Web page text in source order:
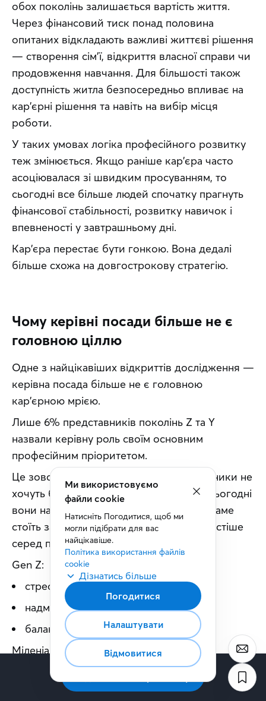
обох поколінь залишається вартість життя.
Через фінансовий тиск понад половина
опитаних відкладають важливі життєві рішення
— створення сім'ї, відкриття власної справи чи
продовження навчання. Для більшості також
доступність житла безпосередньо впливає на
кар'єрні рішення та навіть на вибір місця
роботи.
У таких умовах логіка професійного розвитку
теж змінюється. Якщо раніше кар'єра часто
асоціювалася зі швидким просуванням, то
сьогодні все більше людей спочатку прагнуть
фінансової стабільності, розвитку навичок і
впевненості у завтрашньому дні.
Кар'єра перестає бути гонкою. Вона дедалі
більше схожа на довгострокову стратегію.
Чому керівні посади більше не є
головною ціллю
Одне з найцікавіших відкриттів дослідження —
керівна посада більше не є головною
кар'єрною мрією.
Лише 6% представників поколінь Z та Y
назвали керівну роль своїм основним
професійним пріоритетом.
Це зовсім не означає, що молоді працівники не
хочуть брати відповідальність. Просто сьогодні
вони набагато уважніше оцінюють, що саме
стоїть за управлінською посадою. Найчастіше
серед причин відмови вони називають:
Gen Z:
стрес і вигорання: 50%;
надмірна відповідальність: 50%;
баланс робота/особисте життя: 41%.
Міленіали:
стрес і вигорання: 49%;
надмірна відповідальність: 48%;
Ми використовуємо
файли cookie
Натисніть Погодитися, щоб ми
могли підібрати для вас
найцікавіше.
Політика використання файлів
cookie
Дізнатись більше
Погодитися
Налаштувати
Відмовитися